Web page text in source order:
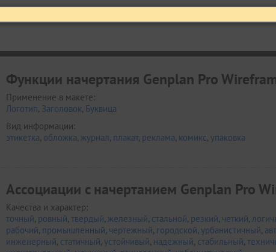
Функции начертания Genplan Pro
Применение в макете:
Логотип, Заголовок, Буквица
Вид информации:
этикетка, обложка, журнал, плакат, реклама, комикс, упаковка
Ассоциации c начертанием Genplan Pro
Качества и характер:
точный, ровный, твердый, железный, стальной, резкий, четкий,
рабочий, промышленный, чертежный, городской, урбанистичный,
инженерный, статичный, устойчивый, надежный, стабильный,